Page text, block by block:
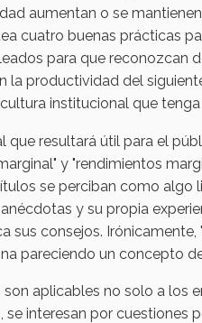
aumentan o se
cuatro buenas prácticas
para que reconozcan
la productividad del
institucional que
que resultará útil para el
y "rendimientos
se perciban como algo
y su propia
sus consejos.
pareciendo un concepto
aplicables no solo a los
se interesan por cuestiones